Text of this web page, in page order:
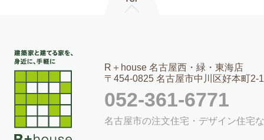
R＋house 名古屋西・緑・東海店
〒454-0825 名古屋市中川区好本町2-
052-361-6771
名古屋市の注文住宅・デザイン住宅